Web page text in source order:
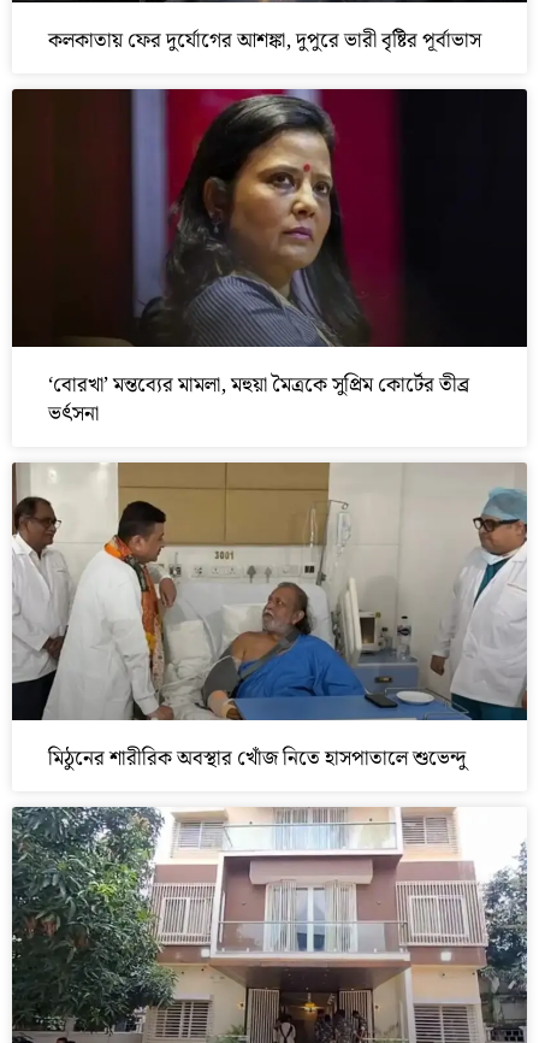
কলকাতায় ফের দুর্যোগের আশঙ্কা, দুপুরে ভারী বৃষ্টির পূর্বাভাস
‘বোরখা’ মন্তব্যের মামলা, মহুয়া মৈত্রকে সুপ্রিম কোর্টের তীব্র
ভর্ৎসনা
মিঠুনের শারীরিক অবস্থার খোঁজ নিতে হাসপাতালে শুভেন্দু